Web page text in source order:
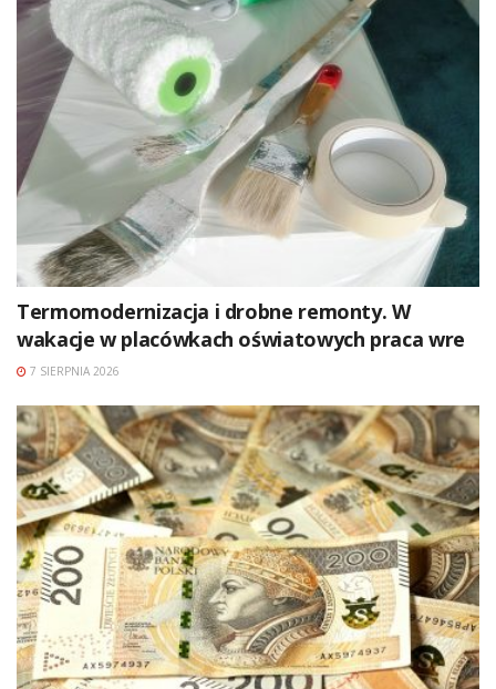
Termomodernizacja i drobne remonty. W
wakacje w placówkach oświatowych praca wre
7 SIERPNIA 2026